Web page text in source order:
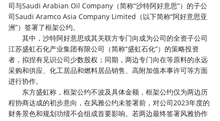
司与Saudi Arabian Oil Company（简称“沙特阿好意思”）的子公
司Saudi Aramco Asia Company Limited（以下简称“阿好意思亚
洲”）签署了框架公约。
其中，沙特阿好意思或其关联方专门向成为公司的全资子公司
江苏盛虹石化产业集团有限公司（简称“盛虹石化”）的策略投资
者，拟捏有见识公司少数股权；同期，两边专门向在等原料的永远
采购和供应、化工居品和燃料居品销售、高附加值本事许可等方面
进行协作。
东方盛虹称，框架公约不波及具体金额，框架公约仅为两边历
程协商达成的初步意向，在风雅公约未签署前，对公司2023年度的
财务景色和规划功绩不会组成首要影响。若两边最终签署风雅协作